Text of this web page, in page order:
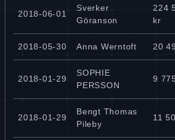
2018-06-01
Sverker
Göranson
224
kr
2018-05-30 Anna Werntoft 20
2018-01-29
SOPHIE
PERSSON
9
2018-01-29
Bengt Thomas
Pileby
11